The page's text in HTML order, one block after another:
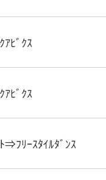
ｱﾋﾞｸｽ
ｱﾋﾞｸｽ
⇒ﾌﾘｰｽﾀｲﾙﾀﾞﾝｽ